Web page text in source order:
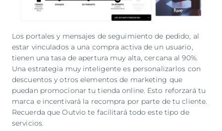
Los portales y mensajes de seguimiento de pedido, al
estar vinculados a una compra activa de un usuario,
tienen una tasa de apertura muy alta, cercana al 90%.
Una estrategia muy inteligente es personalizarlos con
descuentos y otros elementos de marketing que
puedan promocionar tu tienda online. Esto reforzará tu
marca e incentivará la recompra por parte de tu cliente.
Recuerda que Outvio te facilitará todo este tipo de
servicios.